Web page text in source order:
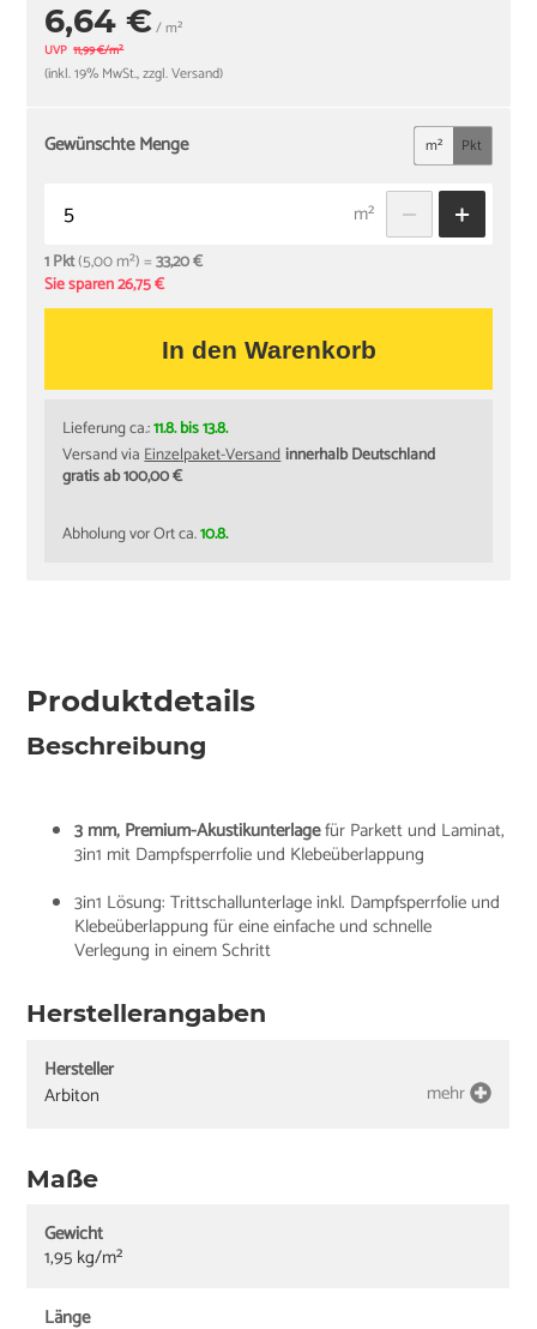
6,64 €/ m²
UVP 11,99 €/m²
(inkl. 19% MwSt., zzgl. Versand)
Gewünschte Menge m² Pkt
m²
1 Pkt(5,00 m²) =33,20 €
Sie sparen 26,75 €
In den Warenkorb
Lieferung ca.:11.8. bis 13.8.
Versand viaEinzelpaket-Versandinnerhalb Deutschland
gratis ab 100,00 €
Abholung vor Ort ca.10.8.
Produktdetails
Beschreibung
3 mm, Premium-Akustikunterlagefür Parkett und Laminat,
3in1 mit Dampfsperrfolie und Klebeüberlappung
3in1 Lösung: Trittschallunterlage inkl. Dampfsperrfolie und
Klebeüberlappung für eine einfache und schnelle
Verlegung in einem Schritt
Herstellerangaben
Hersteller
Arbiton
mehr
Maße
Gewicht
1,95 kg/m²
Länge